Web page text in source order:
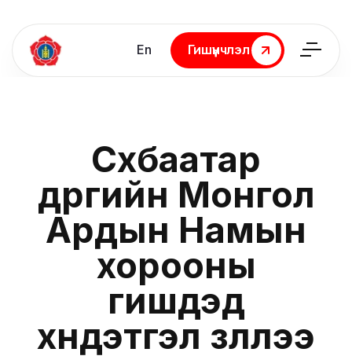
En
Гишүүнчлэл
Гишүүнчлэл
Сүхбаатар
дүүргийн Монгол
Ардын Намын
хорооны
гишүүдэд
хүндэтгэл үзүүллээ